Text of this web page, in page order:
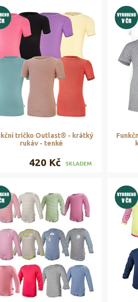
tričko Outlast® - krátký
rukáv - tenké
420 Kč SKLADEM